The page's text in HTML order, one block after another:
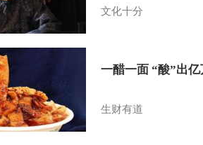
文化十分
一醋一面 “酸”出
生财有道